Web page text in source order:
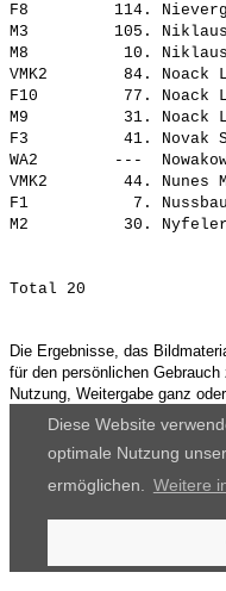
Diese Website
optimale Nutzung
ermöglichen.
Weitere
F8         114.
M3         105.
M8          10.
VMK2        84.
F10         77.
M9          31.
F3          41.
WA2        ---
VMK2        44.
F1           7.
M2          30.
Die Ergebnisse, das
für den persönlichen
Nutzung, Weitergabe ganz
gestattet.